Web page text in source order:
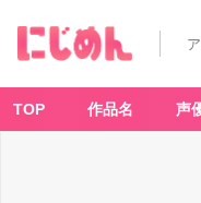
TOP 作品名 声